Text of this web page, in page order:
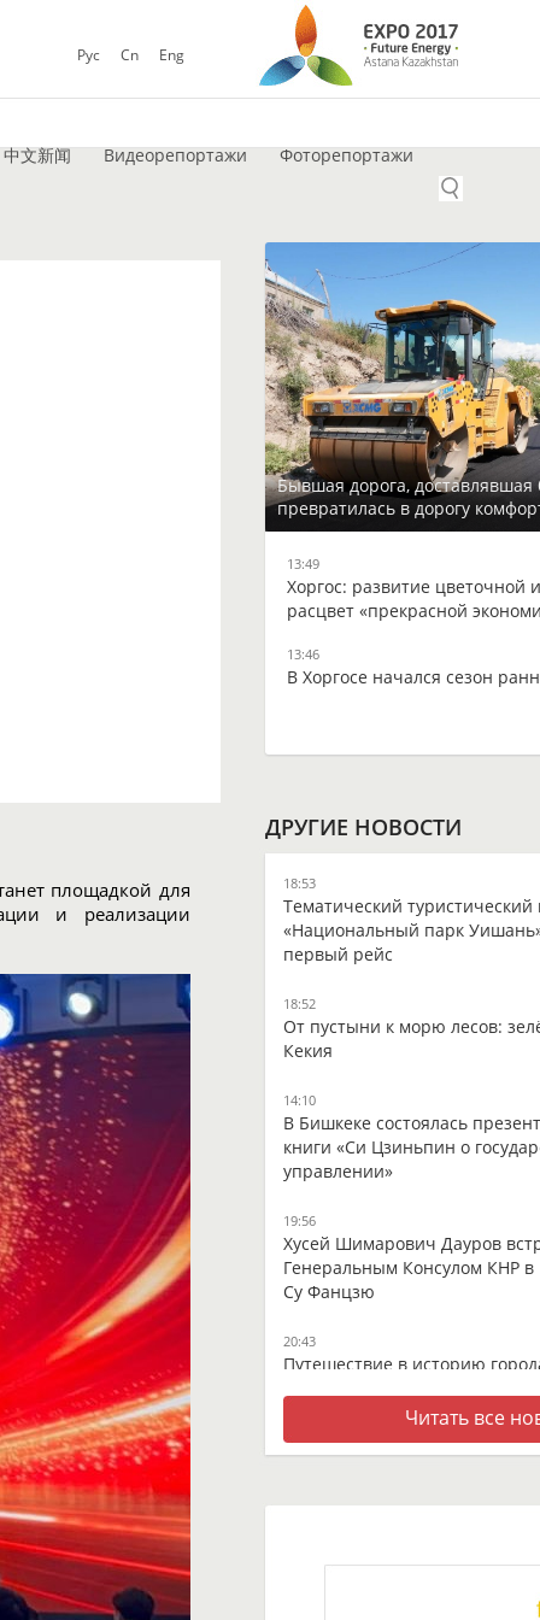
Рус Cn Eng
中文新闻 Видеорепортажи Фоторепортажи
площадкой для
и реализации
Бывшая дорога, доставлявшая
превратилась в дорогу
13:49
Хоргос: развитие цветочной
расцвет «прекрасной
13:46
В Хоргосе начался сезон
ДРУГИЕ НОВОСТИ
18:53
Тематический туристический
«Национальный парк
первый рейс
18:52
От пустыни к морю лесов:
Кекия
14:10
В Бишкеке состоялась
книги «Си Цзиньпин о
управлении»
19:56
Хусей Шимарович Дауров
Генеральным Консулом КНР в
Су Фанцзю
20:43
Путешествие в историю
В оживлённом центре
тысячелетней тибетской
09:17
Читать все